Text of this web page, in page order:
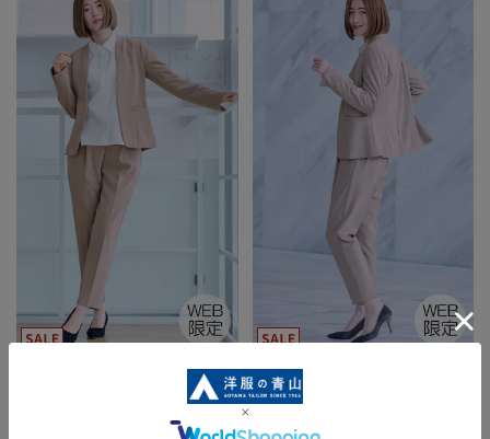
パンツセット《セット販売》
パンツセット《セット販売》